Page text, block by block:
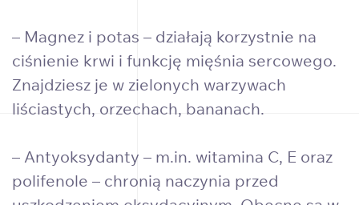
– Magnez i potas – działają korzystnie na
ciśnienie krwi i funkcję mięśnia sercowego.
Znajdziesz je w zielonych warzywach
liściastych, orzechach, bananach.
– Antyoksydanty – m.in. witamina C, E oraz
polifenole – chronią naczynia przed